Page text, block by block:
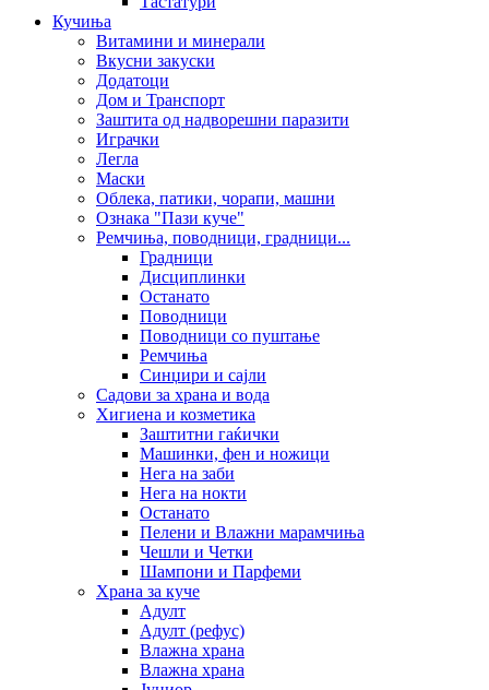
Кучиња
Витамини и минерали
Вкусни закуски
Додатоци
Дом и Транспорт
Заштита од надворешни паразити
Играчки
Легла
Маски
Облека, патики, чорапи, машни
Ознака "Пази куче"
Ремчиња, поводници, градници...
Градници
Дисциплинки
Останато
Поводници
Поводници со пуштање
Ремчиња
Синџири и сајли
Садови за храна и вода
Хигиена и козметика
Заштитни гаќички
Машинки, фен и ножици
Нега на заби
Нега на нокти
Останато
Пелени и Влажни марамчиња
Чешли и Четки
Шампони и Парфеми
Храна за куче
Адулт
Адулт (рефус)
Влажна храна
Влажна храна